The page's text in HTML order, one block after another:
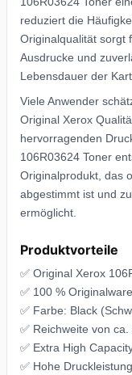
reduziert die
Originalqualität sorgt
Ausdrucke und
Lebensdauer der
Viele Anwender
Original Xerox
hervorragenden
106R03624 Toner
Originalprodukt, das
abgestimmt ist und
ermöglicht.
Produktvorteile
✅ Original Xerox
✅ 100 %
✅ Farbe: Black
✅ Reichweite von
✅ Extra High
✅ Hohe